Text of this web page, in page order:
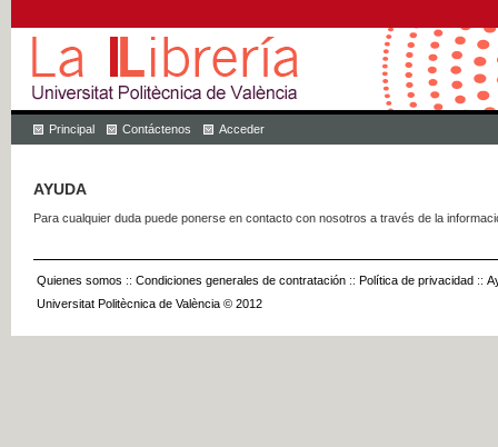
Principal Contáctenos Acceder
AYUDA
Para cualquier duda puede ponerse en contacto con nosotros a través de la
Quienes somos :: Condiciones generales de contratación :: Política de privacidad ::
Universitat Politècnica de València © 2012